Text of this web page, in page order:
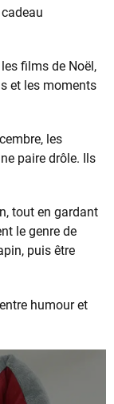
films de Noël,
et les moments
les
paire drôle. Ils
tout en gardant
le genre de
puis être
humour et